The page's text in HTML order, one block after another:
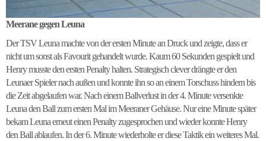
Meerane gegen Leuna
Der TSV Leuna machte von der ersten Minute an Druck und zeigte, dass er
nicht um sonst als Favourit gehandelt wurde. Kaum 60 Sekunden gespielt und
Henry musste den ersten Penalty halten. Strategisch clever drängte er den
Leunaer Spieler nach außen und konnte ihn so an einem Torschuss hindern bis
die Zeit abgelaufen war. Nach einem Ballverlust in der 4. Minute versenkte
Leuna den Ball zum ersten Mal im Meeraner Gehäuse. Nur eine Minute später
bekam Leuna erneut einen Penalty zugesprochen und wieder konnte Henry
den Ball ablaufen. In der 6. Minute wiederholte er diese Taktik ein weiteres Mal.